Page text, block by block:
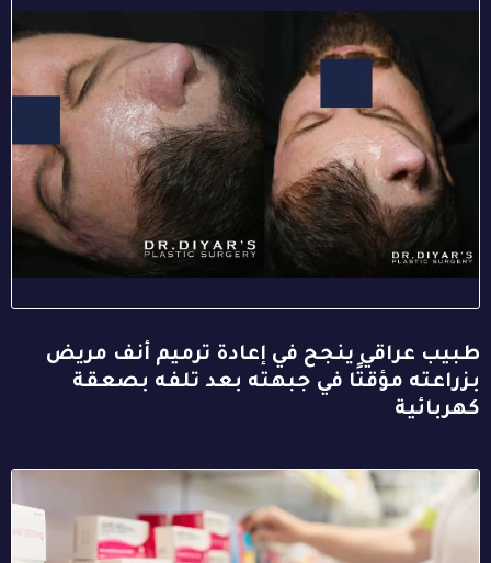
طبيب عراقي ينجح في إعادة ترميم أنف مريض
بزراعته مؤقتًا في جبهته بعد تلفه بصعقة
كهربائية